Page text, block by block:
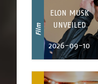
Film
ELON MUSK
UNVEILED
2026-09-10